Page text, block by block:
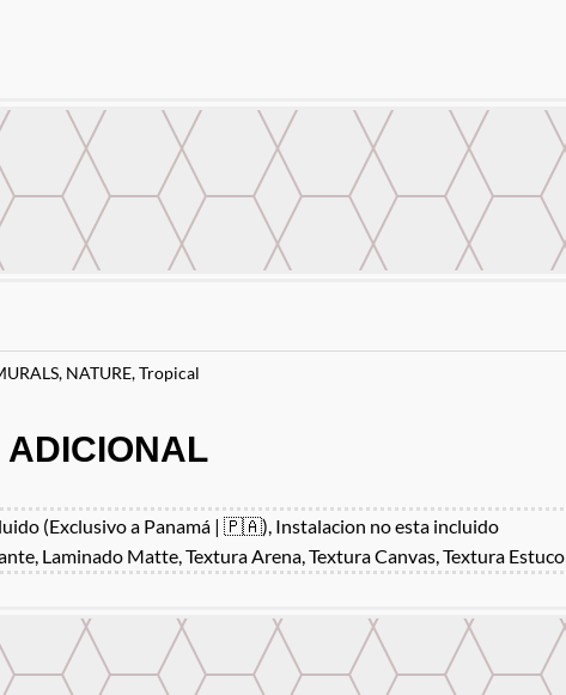
, NATURE,Tropical
ADICIONAL
(Exclusivo a Panamá | 🇵🇦), Instalacion no esta incluido
Laminado Matte, Textura Arena, Textura Canvas, Textura Estuco